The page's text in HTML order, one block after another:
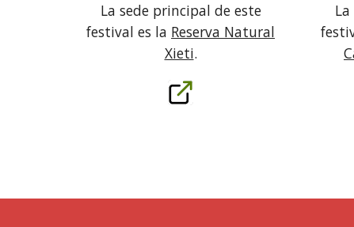
La sede principal de este
festival es la Reserva Natural
Xieti.